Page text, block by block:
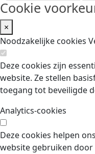
Cookie
×
Noodzakelijke cookies
Deze cookies zijn
website. Ze stellen
toegang tot beveiligde
Analytics-cookies
Deze cookies helpen
website gebruiken